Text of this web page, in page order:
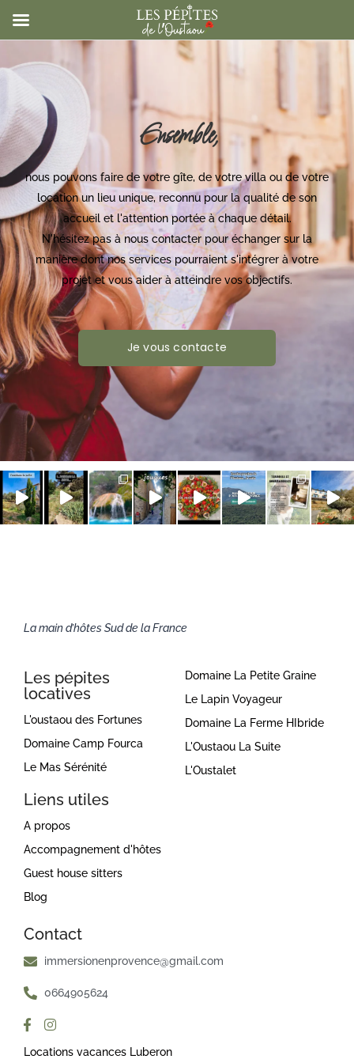
Ensemble,
nous pouvons faire de votre gîte, de votre villa ou de votre
location un lieu unique, reconnu pour la qualité de son
accueil et l'attention portée à chaque détail.
N'hésitez pas à nous contacter pour échanger sur la
manière dont nos services pourraient s'intégrer à votre
projet et vous aider à atteindre vos objectifs.
Je vous contacte
La main d’hôtes Sud de la France
Les pépites
locatives
L'oustaou des Fortunes
Domaine Camp Fourca
Le Mas Sérénité
Domaine La Petite Graine
Le Lapin Voyageur
Domaine La Ferme HIbride
L'Oustaou La Suite
L'Oustalet
Liens utiles
A propos
Accompagnement d'hôtes
Guest house sitters
Blog
Contact
immersionenprovence@gmail.com
0664905624
Locations vacances Luberon